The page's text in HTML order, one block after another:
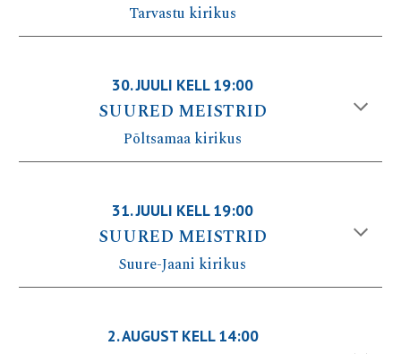
Tarvastu kirikus
30.JUULI KELL 19:00
SUURED MEISTRID
Põltsamaa kirikus
31.JUULI KELL 19:00
SUURED MEISTRID
Suure-Jaani kirikus
2. AUGUST KELL 14:00